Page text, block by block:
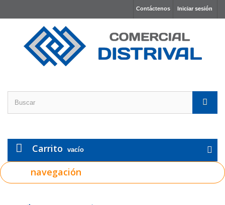
Iniciar sesión
Contáctenos
Carrito vacío
navegación